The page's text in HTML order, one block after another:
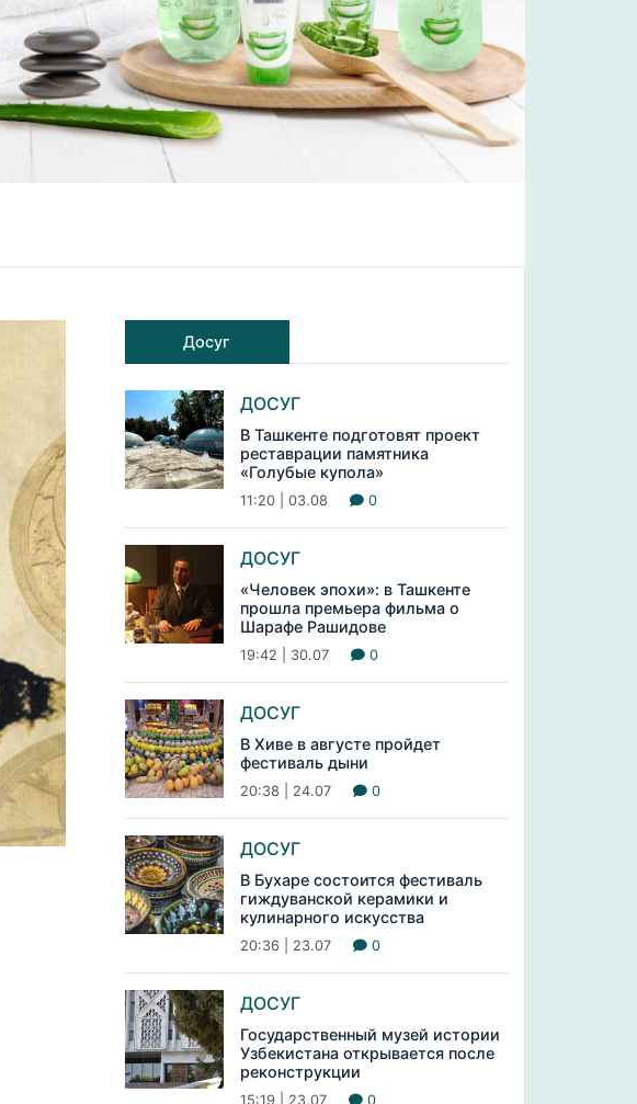
Досуг
ДОСУГ
В Ташкенте подготовят проект
реставрации памятника
«Голубые купола»
11:20 | 03.08 0
ДОСУГ
«Человек эпохи»: в Ташкенте
прошла премьера фильма о
Шарафе Рашидове
19:42 | 30.07 0
ДОСУГ
В Хиве в августе пройдет
фестиваль дыни
20:38 | 24.07 0
ДОСУГ
В Бухаре состоится фестиваль
гиждуванской керамики и
кулинарного искусства
20:36 | 23.07 0
ДОСУГ
Государственный музей истории
Узбекистана открывается после
реконструкции
15:19 | 23.07 0